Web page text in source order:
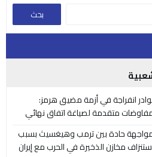
انفراجة في أزمة مضيق هرمز:
متقدمة لصياغة اتفاق نهائي
حادة بين ترمب وهيغسيث بسبب
مخازن الذخيرة في الحرب مع إيران